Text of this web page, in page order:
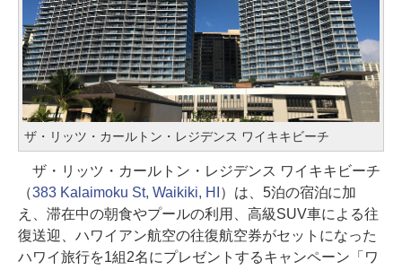
ザ・リッツ・カールトン・レジデンス ワイキキビーチ
ザ・リッツ・カールトン・レジデンス ワイキキビーチ
（383 Kalaimoku St, Waikiki, HI ）は、5泊の宿泊に加
え、滞在中の朝食やプールの利用、高級SUV車による往
復送迎、ハワイアン航空の往復航空券がセットになった
ハワイ旅行を1組2名にプレゼントするキャンペーン「ワ